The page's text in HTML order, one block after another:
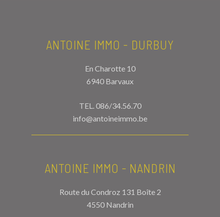
ANTOINE IMMO - DURBUY
En Charotte 10
6940 Barvaux
TEL.086/34.56.70
info@antoineimmo.be
ANTOINE IMMO - NANDRIN
Route du Condroz 131 Boîte 2
4550 Nandrin